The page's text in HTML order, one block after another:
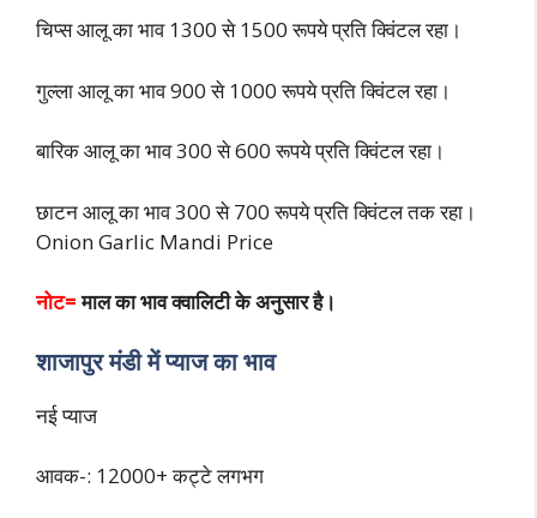
चिप्स आलू का भाव 1300 से 1500 रूपये प्रति क्विंटल रहा।
गुल्ला आलू का भाव 900 से 1000 रूपये प्रति क्विंटल रहा।
बारिक आलू का भाव 300 से 600 रूपये प्रति क्विंटल रहा।
छाटन आलू का भाव 300 से 700 रूपये प्रति क्विंटल तक रहा।
Onion Garlic Mandi Price
नोट=माल का भाव क्वालिटी के अनुसार है।
शाजापुर मंडी में प्याज का भाव
नई प्याज
आवक-: 12000+ कट्टे लगभग